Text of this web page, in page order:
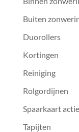
Buiten
Duorollers
Kortingen
Reiniging
Rolgordijnen
Spaarkaart actie
Tapijten